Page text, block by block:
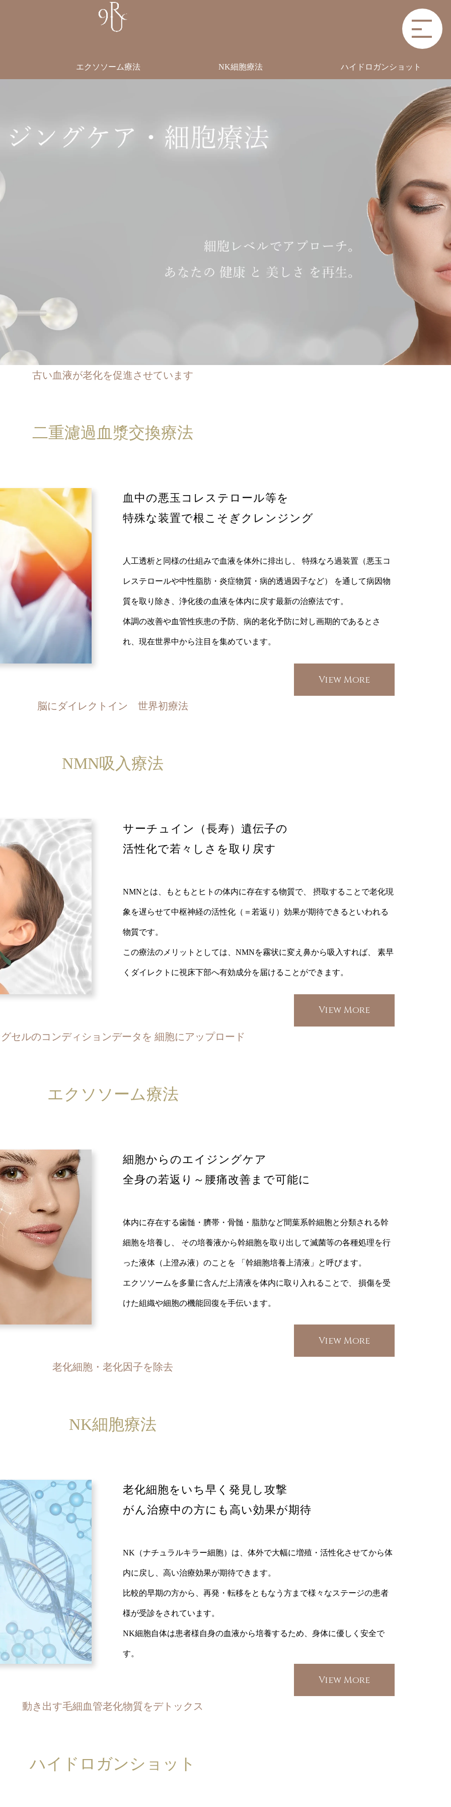
エクソソーム療法 NK細胞療法 ハイドロガンショット
ABOUT
RELEASE
PRODUCTS
ONLINE
SHOP
古い血液が老化を促進させています
二重濾過血漿交換療法
血中の悪玉コレステロール等を
特殊な装置で根こそぎクレンジング
人工透析と同様の仕組みで血液を体外に排出し、 特殊なろ過装置（悪玉コ
レステロールや中性脂肪・炎症物質・病的透過因子など） を通して病因物
質を取り除き、浄化後の血液を体内に戻す最新の治療法です。
体調の改善や血管性疾患の予防、病的老化予防に対し画期的であるとさ
れ、現在世界中から注目を集めています。
View More
脳にダイレクトイン 世界初療法
NMN吸入療法
サーチュイン（長寿）遺伝子の
活性化で若々しさを取り戻す
NMNとは、もともとヒトの体内に存在する物質で、 摂取することで老化現
象を遅らせて中枢神経の活性化（＝若返り）効果が期待できるといわれる
物質です。
この療法のメリットとしては、NMNを霧状に変え鼻から吸入すれば、 素早
くダイレクトに視床下部へ有効成分を届けることができます。
View More
セルのコンディションデータを 細胞にアップロード
エクソソーム療法
細胞からのエイジングケア
全身の若返り～腰痛改善まで可能に
体内に存在する歯髄・臍帯・骨髄・脂肪など間葉系幹細胞と分類される幹
細胞を培養し、 その培養液から幹細胞を取り出して滅菌等の各種処理を行
った液体（上澄み液）のことを 「幹細胞培養上清液」と呼びます。
エクソソームを多量に含んだ上清液を体内に取り入れることで、 損傷を受
けた組織や細胞の機能回復を手伝います。
View More
老化細胞・老化因子を除去
NK細胞療法
老化細胞をいち早く発見し攻撃
がん治療中の方にも高い効果が期待
NK（ナチュラルキラー細胞）は、体外で大幅に増殖・活性化させてから体
内に戻し、高い治療効果が期待できます。
比較的早期の方から、再発・転移をともなう方まで様々なステージの患者
様が受診をされています。
NK細胞自体は患者様自身の血液から培養するため、身体に優しく安全で
す。
View More
動き出す毛細血管老化物質をデトックス
ハイドロガンショット